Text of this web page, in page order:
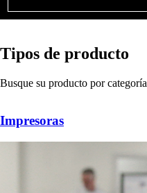
Tipos de producto
Busque su producto por categoría
Impresoras